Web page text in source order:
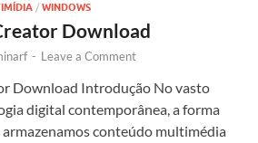
/ WINDOWS
Download
- Leave a Comment
Download Introdução No vasto
digital contemporânea, a forma
conteúdo multimédia